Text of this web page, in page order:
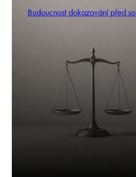
Budoucnost dokazování před